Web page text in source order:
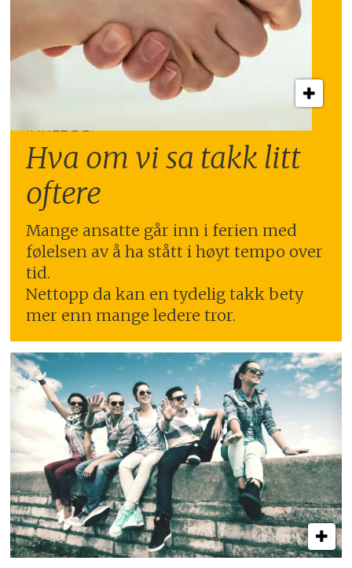
INNLEGG:
Hva om vi sa takk litt
oftere
Mange ansatte går inn i ferien med
følelsen av å ha stått i høyt tempo over
tid.
Nettopp da kan en tydelig takk bety
mer enn mange ledere tror.